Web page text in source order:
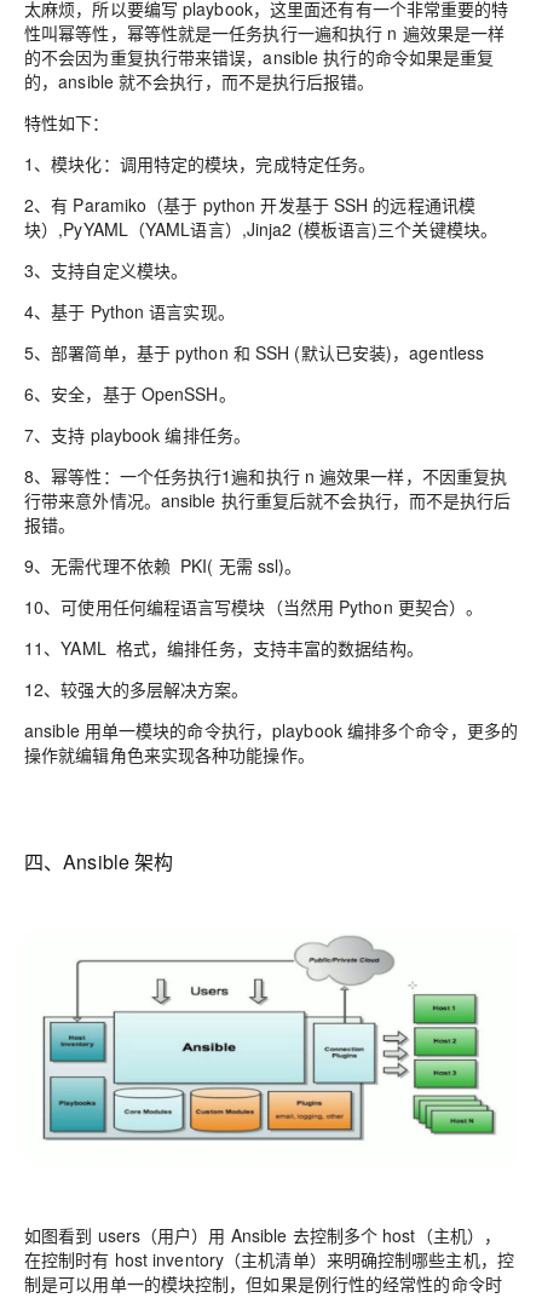
太麻烦， 所以要编写playbook， 这里面还有有一个非常重要的特
性叫幂等性，幂等性就是一任务执行一遍和执行 n 遍效果是一样
的不会因为重复执行带来错误，ansible 执行的命令如果是重复
的，ansible 就不会执行，而不是执行后报错。
特性如下：
1、模块化：调用特定的模块，完成特定任务。
2、有 Paramiko （基于 python 开发基于 SSH 的远程通讯模
块） ,PyYAML （YAML语言） ,Jinja2 (模板语言)三个关键模块。
3、支持自定义模块。
4、基于 Python 语言实现。
5、部署简单，基于python 和 SSH (默认已安装)，agentless
6、安全，基于 OpenSSH。
7、支持 playbook 编排任务。
8、幂等性：一个任务执行1遍和执行 n 遍效果一样，不因重复执
行带来意外情况。ansible 执行重复后就不会执行，而不是执行后
报错。
9、无需代理不依赖 PKI( 无需 ssl)。
10、可使用任何编程语言写模块（当然用 Python 更契合）。
11、YAML 格式，编排任务，支持丰富的数据结构。
12、较强大的多层解决方案。
ansible 用单一模块的命令执行， playbook 编排多个命令，更多的
操作就编辑角色来实现各种功能操作。
四、Ansible 架构
如图看到 users（用户）用 Ansible 去控制多个 host（主机），
在控制时有 host inventory（主机清单）来明确控制哪些主机，控
制是可以用单一的模块控制，但如果是例行性的经常性的命令时